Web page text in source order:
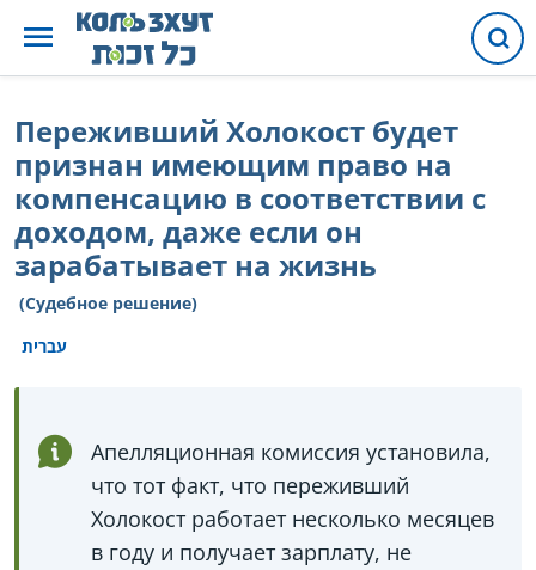
Переживший Холокост будет
признан имеющим право на
компенсацию в соответствии с
доходом, даже если он
зарабатывает на жизнь
(Судебное решение)
עברית
Апелляционная комиссия установила,
что тот факт, что переживший
Холокост работает несколько месяцев
в году и получает зарплату, не